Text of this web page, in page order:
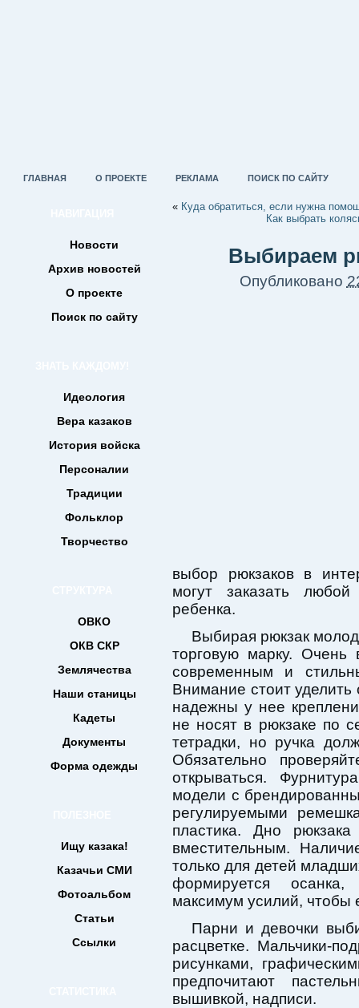
ГЛАВНАЯ О ПРОЕКТЕ РЕКЛАМА ПОИСК ПО САЙТУ
Новости
Архив новостей
О проекте
Поиск по сайту
Идеология
Вера казаков
История войска
Персоналии
Традиции
Фольклор
Творчество
ОВКО
ОКВ СКР
Землячества
Наши станицы
Кадеты
Документы
Форма одежды
Ищу казака!
Казачьи СМИ
Фотоальбом
Статьи
Ссылки
« Куда обратиться, если нужна
Как выбрать
Выбираем
Опубликовано
выбор рюкзаков в
могут заказать
ребенка.
Выбирая рюкзак
торговую марку.
современным и
Внимание стоит уделить
надежны у нее
не носят в рюкзаке по
тетрадки, но ручка
Обязательно
открываться.
модели с
регулируемыми
пластика. Дно
вместительным.
только для детей
формируется
максимум усилий, чтобы
Парни и девочки
расцветке. Мальчики-
рисунками,
предпочитают
вышивкой, надписи.